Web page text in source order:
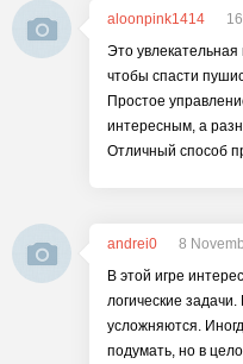
aloonpink1414
Это увлекательная
чтобы спасти
Простое
интересным, а
Отличный способ
andrei0
8
В этой игре
логические
усложняются.
подумать, но в